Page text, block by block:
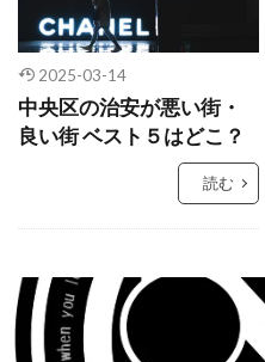
2025-03-14
中央区の治安が悪い街・
良い街 ベスト５はどこ？
読む